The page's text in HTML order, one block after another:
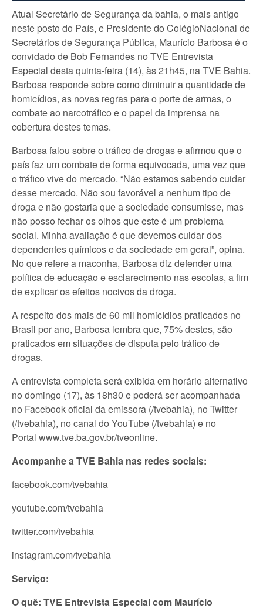
Atual Secretário de Segurança da bahia, o mais antigo
neste posto do País, e Presidente do ColégioNacional de
Secretários de Segurança Pública, Maurício Barbosa é o
convidado de Bob Fernandes no TVE Entrevista
Especial desta quinta-feira (14), às 21h45, na TVE Bahia.
Barbosa responde sobre como diminuir a quantidade de
homicídios, as novas regras para o porte de armas, o
combate ao narcotráfico e o papel da imprensa na
cobertura destes temas.
Barbosa falou sobre o tráfico de drogas e afirmou que o
país faz um combate de forma equivocada, uma vez que
o tráfico vive do mercado. “Não estamos sabendo cuidar
desse mercado. Não sou favorável a nenhum tipo de
droga e não gostaria que a sociedade consumisse, mas
não posso fechar os olhos que este é um problema
social. Minha avaliação é que devemos cuidar dos
dependentes químicos e da sociedade em geral”, opina.
No que refere a maconha, Barbosa diz defender uma
política de educação e esclarecimento nas escolas, a fim
de explicar os efeitos nocivos da droga.
A respeito dos mais de 60 mil homicídios praticados no
Brasil por ano, Barbosa lembra que, 75% destes, são
praticados em situações de disputa pelo tráfico de
drogas.
A entrevista completa será exibida em horário alternativo
no domingo (17), às 18h30 e poderá ser acompanhada
no Facebook oficial da emissora (/tvebahia), no Twitter
(/tvebahia), no canal do YouTube (/tvebahia) e no
Portal www.tve.ba.gov.br/tveonline.
Acompanhe a TVE Bahia nas redes sociais:
facebook.com/tvebahia
youtube.com/tvebahia
twitter.com/tvebahia
instagram.com/tvebahia
Serviço:
O quê: TVE Entrevista Especial com Maurício